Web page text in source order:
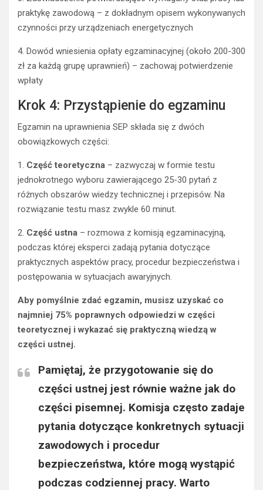
praktykę zawodową – z dokładnym opisem wykonywanych
czynności przy urządzeniach energetycznych
4. Dowód wniesienia opłaty egzaminacyjnej (około 200-300
zł za każdą grupę uprawnień) – zachowaj potwierdzenie
wpłaty
Krok 4: Przystąpienie do egzaminu
Egzamin na uprawnienia SEP składa się z dwóch
obowiązkowych części:
1. Część teoretyczna – zazwyczaj w formie testu
jednokrotnego wyboru zawierającego 25-30 pytań z
różnych obszarów wiedzy technicznej i przepisów. Na
rozwiązanie testu masz zwykle 60 minut.
2. Część ustna – rozmowa z komisją egzaminacyjną,
podczas której eksperci zadają pytania dotyczące
praktycznych aspektów pracy, procedur bezpieczeństwa i
postępowania w sytuacjach awaryjnych.
Aby pomyślnie zdać egzamin, musisz uzyskać co
najmniej 75% poprawnych odpowiedzi w części
teoretycznej i wykazać się praktyczną wiedzą w
części ustnej.
Pamiętaj, że przygotowanie się do
części ustnej jest równie ważne jak do
części pisemnej. Komisja często zadaje
pytania dotyczące konkretnych sytuacji
zawodowych i procedur
bezpieczeństwa, które mogą wystąpić
podczas codziennej pracy. Warto